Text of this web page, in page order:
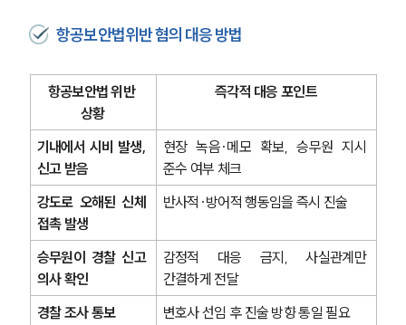
그룹소개
항공보안법위반 혐의 대응 방법
항공보안법 위반
상황
즉각적 대응 포인트
기내에서 시비 발생,
신고 받음
현장 녹음·메모 확보, 승무원 지시
준수 여부 체크
강도로 오해된 신체
접촉 발생
반사적·방어적 행동임을 즉시 진술
승무원이 경찰 신고
의사 확인
감정적 대응 금지, 사실관계만
간결하게 전달
경찰 조사 통보
변호사 선임 후 진술 방향 통일 필요